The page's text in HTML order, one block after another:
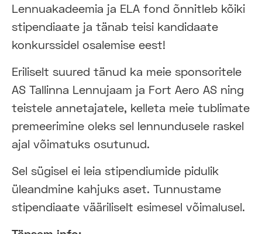
Lennuakadeemia ja ELA fond õnnitleb kõiki
stipendiaate ja tänab teisi kandidaate
konkurssidel osalemise eest!
Eriliselt suured tänud ka meie sponsoritele
AS Tallinna Lennujaam ja Fort Aero AS ning
teistele annetajatele, kelleta meie tublimate
premeerimine oleks sel lennundusele raskel
ajal võimatuks osutunud.
Sel sügisel ei leia stipendiumide pidulik
üleandmine kahjuks aset. Tunnustame
stipendiaate vääriliselt esimesel võimalusel.